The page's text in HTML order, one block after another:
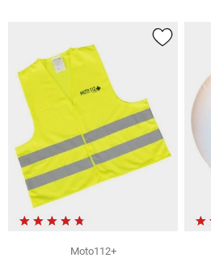
Moto112+